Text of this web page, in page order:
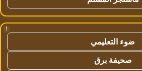
!
ضوء التعليمي
صحيفة برق